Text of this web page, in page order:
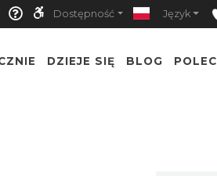
Dostępność Język
DZIEJE SIĘ BLOG